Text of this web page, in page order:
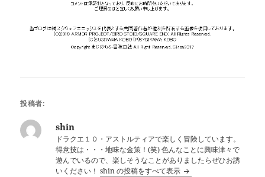
投稿者:
shin
ドラクエ１０・アストルティアで楽しく冒険しています。
得意技は・・・地味な金策！(笑) 色んなことに興味津々で
遊んでいるので、楽しそうなことがありましたらぜひお誘
いください！shin の投稿をすべて表示